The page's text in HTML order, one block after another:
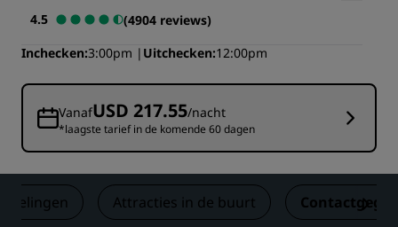
4.5
(4904 reviews)
Inchecken 3:00pm Uitchecken 12:00pm
VanafUSD 217.55/nacht
*laagste tarief in de komende 60 dagen
Attracties in de buurt